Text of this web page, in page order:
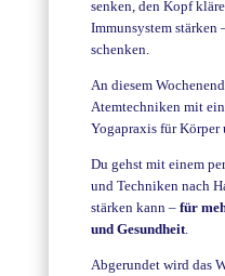
senken, den Kopf
Immunsystem stärken
schenken.
An diesem
Atemtechniken mit
Yogapraxis für Körper
Du gehst mit einem
und Techniken nach
stärken kann – für
und Gesundheit.
Abgerundet wird das